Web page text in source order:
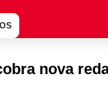
nova